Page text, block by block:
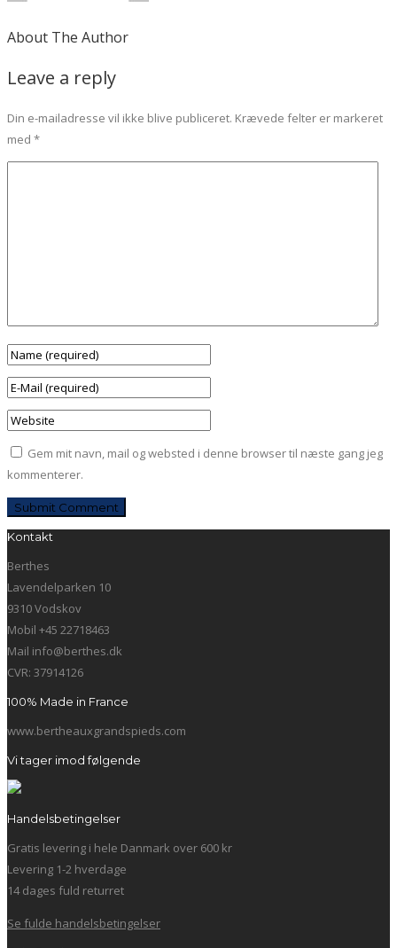
About The Author
Leave a reply
Din e-mailadresse vil ikke blive publiceret. Krævede felter er markeret
med *
Gem mit navn, mail og websted i denne browser til næste gang jeg
kommenterer.
Kontakt
Berthes
Lavendelparken 10
9310 Vodskov
Mobil +45 22718463
Mail info@berthes.dk
CVR: 37914126
100% Made in France
www.bertheauxgrandspieds.com
Vi tager imod følgende
Handelsbetingelser
Gratis levering i hele Danmark over 600 kr
Levering 1-2 hverdage
14 dages fuld returret
Se fulde handelsbetingelser